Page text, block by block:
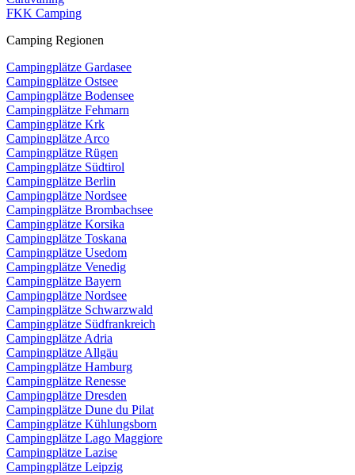
FKK Camping
Camping Regionen
Campingplätze Gardasee
Campingplätze Ostsee
Campingplätze Bodensee
Campingplätze Fehmarn
Campingplätze Krk
Campingplätze Arco
Campingplätze Rügen
Campingplätze Südtirol
Campingplätze Berlin
Campingplätze Nordsee
Campingplätze Brombachsee
Campingplätze Korsika
Campingplätze Toskana
Campingplätze Usedom
Campingplätze Venedig
Campingplätze Bayern
Campingplätze Nordsee
Campingplätze Schwarzwald
Campingplätze Südfrankreich
Campingplätze Adria
Campingplätze Allgäu
Campingplätze Hamburg
Campingplätze Renesse
Campingplätze Dresden
Campingplätze Dune du Pilat
Campingplätze Kühlungsborn
Campingplätze Lago Maggiore
Campingplätze Lazise
Campingplätze Leipzig